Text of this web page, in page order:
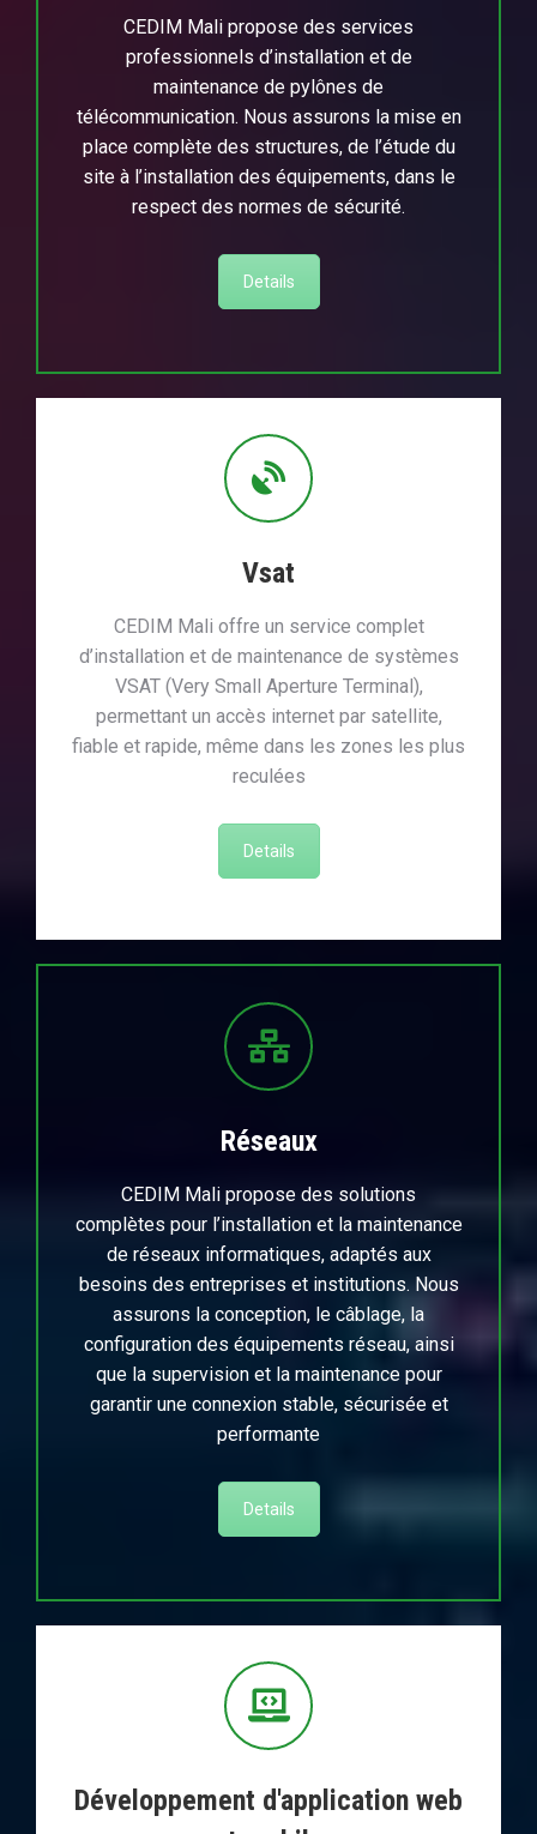
CEDIM Mali propose des services
professionnels d’installation et de
maintenance de pylônes de
télécommunication. Nous assurons la mise en
place complète des structures, de l’étude du
site à l’installation des équipements, dans le
respect des normes de sécurité.
Details
Vsat
CEDIM Mali offre un service complet
d’installation et de maintenance de systèmes
VSAT (Very Small Aperture Terminal),
permettant un accès internet par satellite,
fiable et rapide, même dans les zones les plus
reculées
Details
Réseaux
CEDIM Mali propose des solutions
complètes pour l’installation et la maintenance
de réseaux informatiques, adaptés aux
besoins des entreprises et institutions. Nous
assurons la conception, le câblage, la
configuration des équipements réseau, ainsi
que la supervision et la maintenance pour
garantir une connexion stable, sécurisée et
performante
Details
Développement d'application web